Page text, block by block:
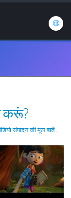
करूं?
संपादन की मूल बातें.